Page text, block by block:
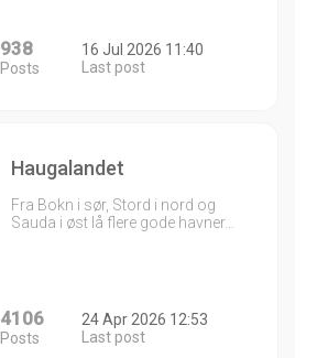
938
Posts
16 Jul 2026 11:40
Last post
Haugalandet
Fra Bokn i sør, Stord i nord og
Sauda i øst lå flere gode havner…
4106
Posts
24 Apr 2026 12:53
Last post